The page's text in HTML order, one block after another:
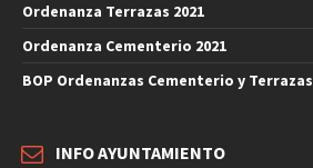
Ordenanza Terrazas 2021
Ordenanza Cementerio 2021
BOP Ordenanzas Cementerio y Terrazas
INFO AYUNTAMIENTO